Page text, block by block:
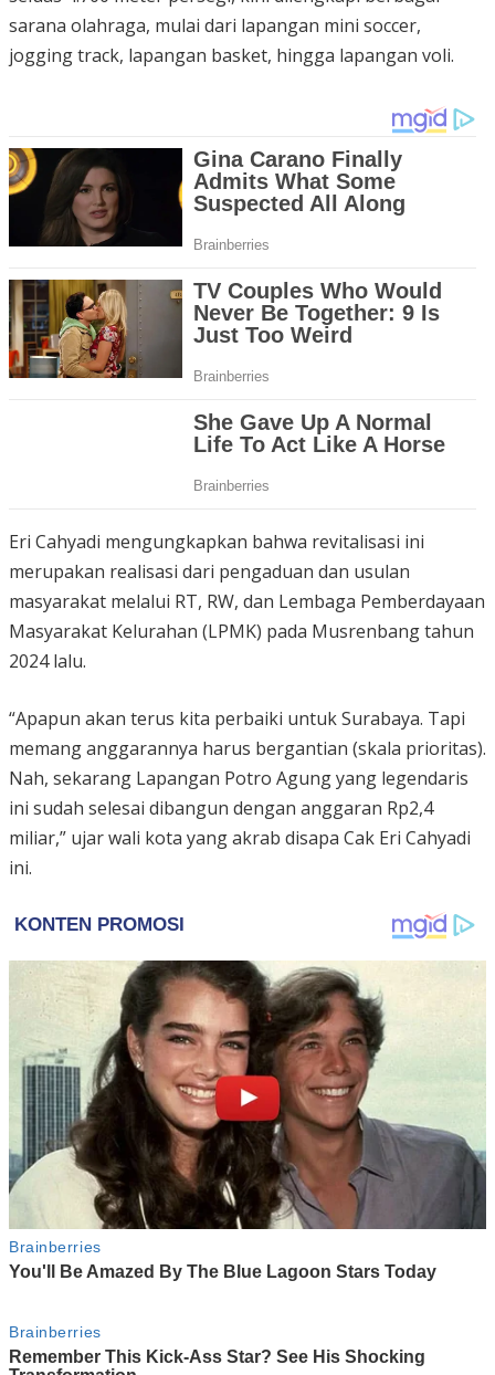
sarana olahraga, mulai dari lapangan mini soccer,
jogging track, lapangan basket, hingga lapangan voli.
Eri Cahyadi mengungkapkan bahwa revitalisasi ini
merupakan realisasi dari pengaduan dan usulan
masyarakat melalui RT, RW, dan Lembaga Pemberdayaan
Masyarakat Kelurahan (LPMK) pada Musrenbang tahun
2024 lalu.
“Apapun akan terus kita perbaiki untuk Surabaya. Tapi
memang anggarannya harus bergantian (skala prioritas).
Nah, sekarang Lapangan Potro Agung yang legendaris
ini sudah selesai dibangun dengan anggaran Rp2,4
miliar,” ujar wali kota yang akrab disapa Cak Eri Cahyadi
ini.